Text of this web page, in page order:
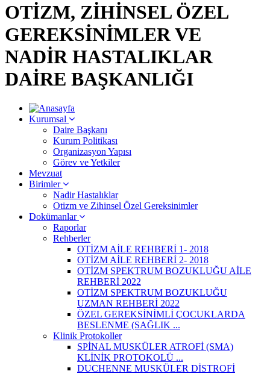
OTİZM, ZİHİNSEL ÖZEL
GEREKSİNİMLER VE
NADİR HASTALIKLAR
DAİRE BAŞKANLIĞI
Kurumsal
Daire Başkanı
Kurum Politikası
Organizasyon Yapısı
Görev ve Yetkiler
Mevzuat
Birimler
Nadir Hastalıklar
Otizm ve Zihinsel Özel Gereksinimler
Dokümanlar
Raporlar
Rehberler
OTİZM AİLE REHBERİ 1- 2018
OTİZM AİLE REHBERİ 2- 2018
OTİZM SPEKTRUM BOZUKLUĞU AİLE
REHBERİ 2022
OTİZM SPEKTRUM BOZUKLUĞU
UZMAN REHBERİ 2022
ÖZEL GEREKSİNİMLİ ÇOCUKLARDA
BESLENME (SAĞLIK ...
Klinik Protokoller
SPİNAL MUSKÜLER ATROFİ (SMA)
KLİNİK PROTOKOLÜ ...
DUCHENNE MUSKÜLER DİSTROFİ